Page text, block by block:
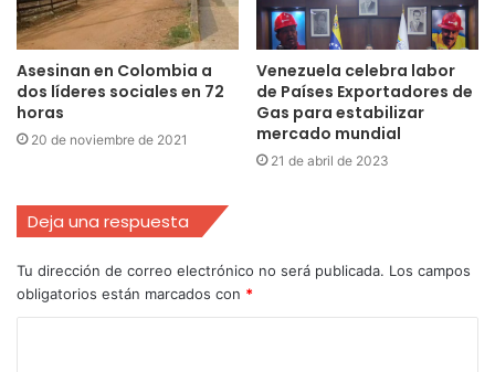
Asesinan en Colombia a
dos líderes sociales en 72
horas
20 de noviembre de 2021
Venezuela celebra labor
de Países Exportadores de
Gas para estabilizar
mercado mundial
21 de abril de 2023
Deja una respuesta
Tu dirección de correo electrónico no será publicada. Los campos
obligatorios están marcados con *